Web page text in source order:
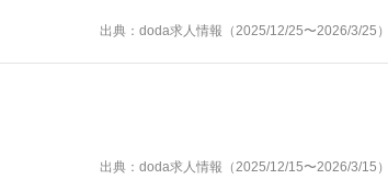
出典：doda求人情報（2025/12/25〜2026/3/25
出典：doda求人情報（2025/12/15〜2026/3/15